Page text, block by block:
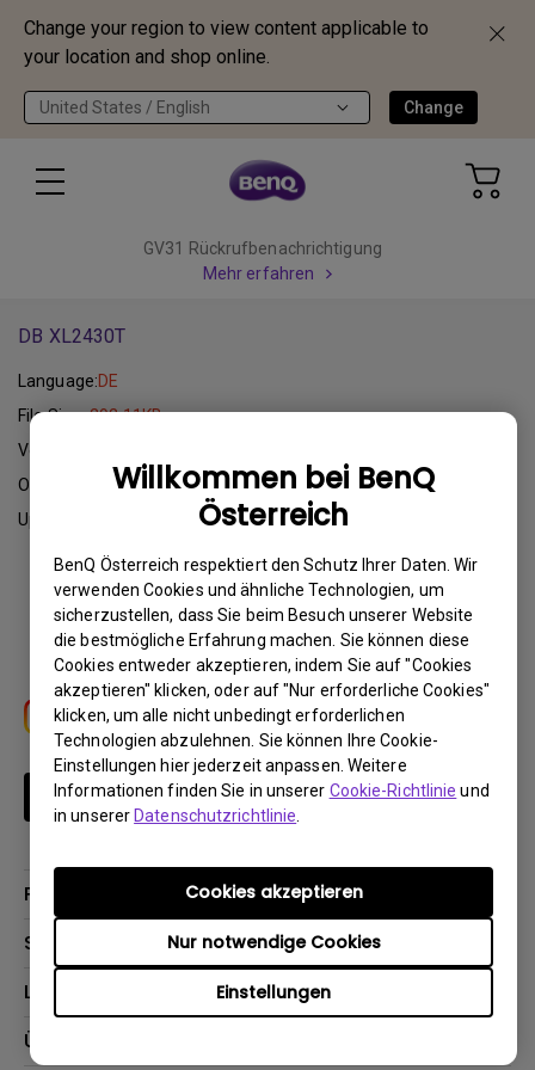
Change your region to view content applicable to
your location and shop online.
United States / English Change
Willkommen bei BenQ
Österreich
BenQ Österreich respektiert den Schutz Ihrer Daten. Wir
verwenden Cookies und ähnliche Technologien, um
sicherzustellen, dass Sie beim Besuch unserer Website
die bestmögliche Erfahrung machen. Sie können diese
Cookies entweder akzeptieren, indem Sie auf "Cookies
akzeptieren" klicken, oder auf "Nur erforderliche Cookies"
klicken, um alle nicht unbedingt erforderlichen
Technologien abzulehnen. Sie können Ihre Cookie-
Einstellungen hier jederzeit anpassen. Weitere
Informationen finden Sie in unserer Cookie-Richtlinie und
in unsererDatenschutzrichtlinie
Einstellungen
Nur notwendige Cookies
Cookies akzeptieren
GV31 Rückrufbenachrichtigung
Mehr erfahren
DB XL2430T
Language:DE
File Size:292.11KB
Version:
Operating System:
Update:
Download
Newsletter abonnieren
Produkte
Monitore
Support
Garantie
Lösungen
Für Bildungsstätten
Über BenQ